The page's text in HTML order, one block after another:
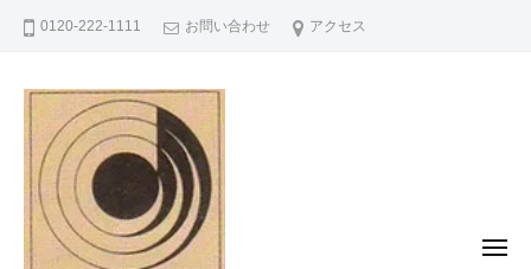
0120-222-1111 お問い合わせ アクセス
メ